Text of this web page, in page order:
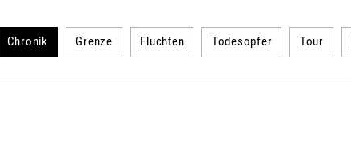
Chronik Grenze Fluchten Todesopfer Tour